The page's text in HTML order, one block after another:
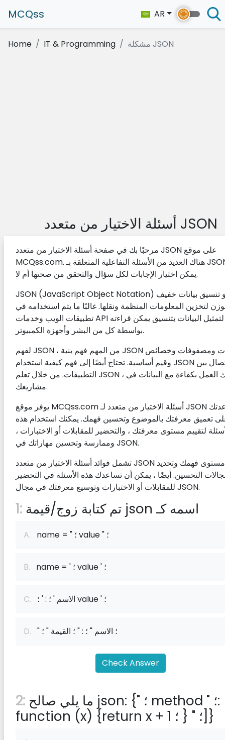
MCQss AR
Home IT & Programming مشكلة JSON
أسئلة الاختيار من متعدد JSON
مرحبًا بك في صفحة أسئلة الاختيار من متعدد JSON على موقع
MCQss.com. هناك العديد من الأسئلة التفاعلية المتعلقة بـ JSON هنا.
يمكن اختيار الإجابات لكل سؤال والتحقق من صحتها أم لا.
JSON (JavaScript Object Notation) هو تنسيق بيانات خفيف
لتخزين المعلومات المنظمة ونقلها. غالبًا ما يتم استخدامه في
تطبيقات الويب وخدمات API لتمثيل البيانات بتنسيق يمكن قراءته
بواسطة كل من البشر وأجهزة الكمبيوتر.
لفهم JSON ، من المهم فهم بنية JSON وكائنات ومصفوفات وخصائص
وقيم أساسية. تحتاج أيضًا إلى فهم كيفية استخدام JSON في الاتصال بين
التطبيقات. من خلال تعلم JSON ، يمكنك العمل بكفاءة مع البيانات في
مشاريعك.
يوفر موقع MCQss.com أسئلة الاختيار من متعدد لـ JSON لمساعدتك
تعميق معرفتك بالموضوع وتحسين فهمك. يمكنك استخدام هذه
لتقييم مستوى معرفتك ، والتحضير للمقابلات أو الاختبارات ،
وممارسة وتحسين مهاراتك في JSON.
تشمل فوائد أسئلة الاختيار من متعدد JSON تقييم مستوى فهمك وتحديد
التحسين. أيضًا ، يمكن أن تساعدك هذه الأسئلة في التحضير
للمقابلات أو الاختبارات وتوسيع معرفتك في مجال JSON.
1: تم كتابة زوج/قيمة json اسمه كـ
A. name = " ؛ value " ؛
B. name = ' ؛ value ' ؛
C. الاسم ' ؛ : ' ؛ value ' ؛
D. " ؛ الاسم " ؛ : " ؛ القيمة " ؛
Check Answer
2:
function (x) {return x + 1 ؛ } " ؛]}